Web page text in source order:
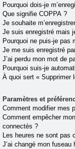
Pourquoi dois-je
Que signifie COPPA ?
Je souhaite
Je suis enregistré mais
Pourquoi ne puis-je pas
Je me suis enregistré
J’ai perdu mon mot de
Pourquoi suis-je
À quoi sert « Supprimer
Paramètres et
Comment modifier mes
Comment empêcher
connectés ?
Les heures ne sont pas
J’ai changé mon fuseau